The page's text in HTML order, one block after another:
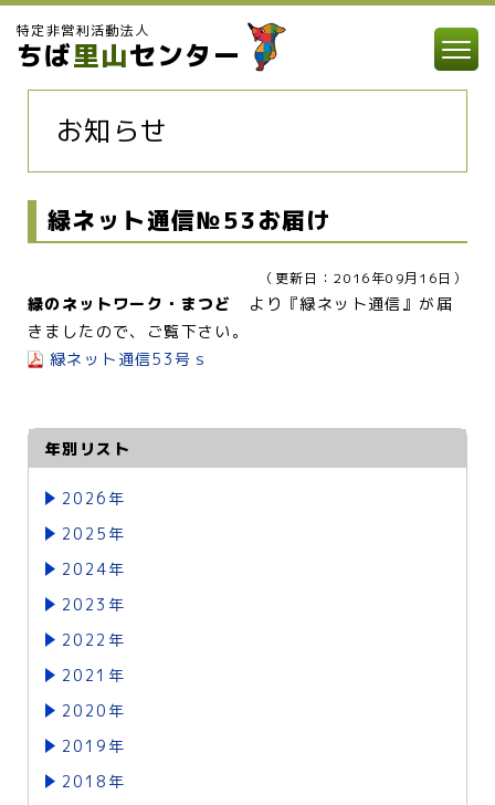
特定非営利活動法人
ちば里山センター
お知らせ
緑ネット通信№53お届け
（更新日：2016年09月16日）
緑のネットワーク・まつど より『緑ネット通信』が届
きましたので、ご覧下さい。
緑ネット通信53号ｓ
年別リスト
2026年
2025年
2024年
2023年
2022年
2021年
2020年
2019年
2018年